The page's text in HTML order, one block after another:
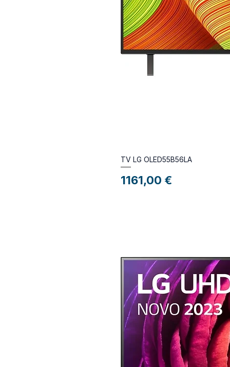
TV LG OLED55B56LA
Preço
1161,00 €